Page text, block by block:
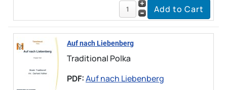
Auf nach Liebenberg
Traditional Polka
PDF:Auf nach Liebenberg